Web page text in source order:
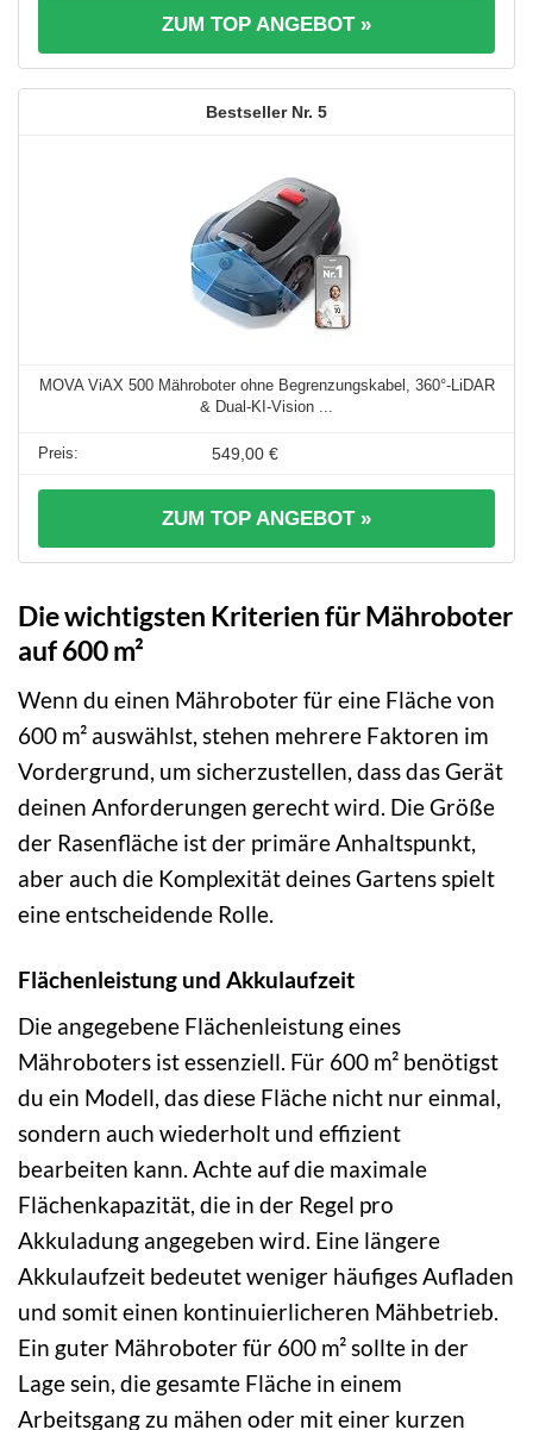
ZUM TOP ANGEBOT »
5
MOVA ViAX 500 Mähroboter ohne Begrenzungskabel, 360°-LiDAR
& Dual-KI-Vision ...
549,00 €
ZUM TOP ANGEBOT »
Die wichtigsten Kriterien für Mähroboter
auf 600 m²
Wenn du einen Mähroboter für eine Fläche von
600 m² auswählst, stehen mehrere Faktoren im
Vordergrund, um sicherzustellen, dass das Gerät
deinen Anforderungen gerecht wird. Die Größe
der Rasenfläche ist der primäre Anhaltspunkt,
aber auch die Komplexität deines Gartens spielt
eine entscheidende Rolle.
Flächenleistung und Akkulaufzeit
Die angegebene Flächenleistung eines
Mähroboters ist essenziell. Für 600 m² benötigst
du ein Modell, das diese Fläche nicht nur einmal,
sondern auch wiederholt und effizient
bearbeiten kann. Achte auf die maximale
Flächenkapazität, die in der Regel pro
Akkuladung angegeben wird. Eine längere
Akkulaufzeit bedeutet weniger häufiges Aufladen
und somit einen kontinuierlicheren Mähbetrieb.
Ein guter Mähroboter für 600 m² sollte in der
Lage sein, die gesamte Fläche in einem
Arbeitsgang zu mähen oder mit einer kurzen